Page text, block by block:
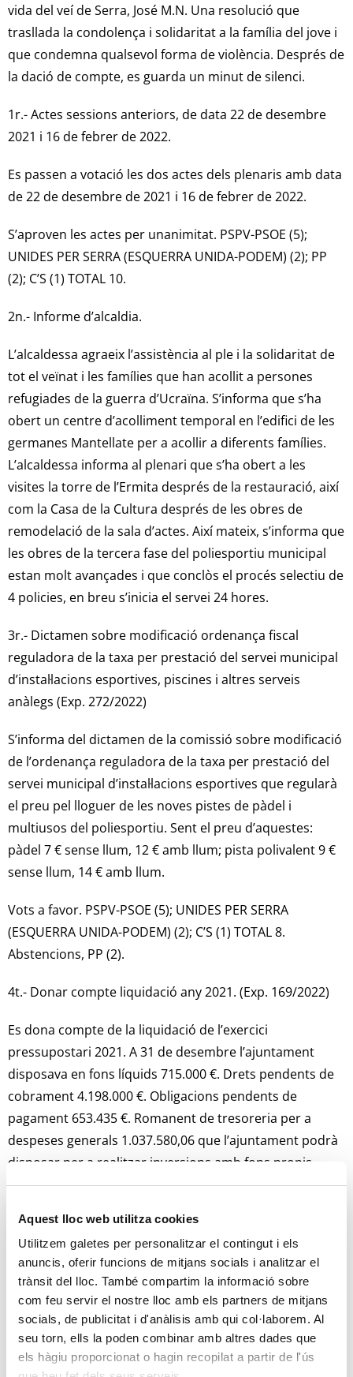
Aquest lloc web utilitza cookies
Utilitzem galetes per personalitzar el contingut i els
anuncis, oferir funcions de mitjans socials i analitzar el
trànsit del lloc. També compartim la informació sobre
com feu servir el nostre lloc amb els partners de mitjans
socials, de publicitat i d'anàlisis amb qui col·laborem. Al
seu torn, ells la poden combinar amb altres dades que
els hàgiu proporcionat o hagin recopilat a partir de l'ús
vida del veí de Serra, José M.N. Una resolució que
trasllada la condolença i solidaritat a la família del jove i
que condemna qualsevol forma de violència. Després de
la dació de compte, es guarda un minut de silenci.
1r.- Actes sessions anteriors, de data 22 de desembre
2021 i 16 de febrer de 2022.
Es passen a votació les dos actes dels plenaris amb data
de 22 de desembre de 2021 i 16 de febrer de 2022.
S’aproven les actes per unanimitat. PSPV-PSOE (5);
UNIDES PER SERRA (ESQUERRA UNIDA-PODEM) (2); PP
(2); C’S (1) TOTAL 10.
2n.- Informe d’alcaldia.
L’alcaldessa agraeix l’assistència al ple i la solidaritat de
tot el veïnat i les famílies que han acollit a persones
refugiades de la guerra d’Ucraïna. S’informa que s’ha
obert un centre d’acolliment temporal en l’edifici de les
germanes Mantellate per a acollir a diferents famílies.
L’alcaldessa informa al plenari que s’ha obert a les
visites la torre de l’Ermita després de la restauració, així
com la Casa de la Cultura després de les obres de
remodelació de la sala d’actes. Així mateix, s’informa que
les obres de la tercera fase del poliesportiu municipal
estan molt avançades i que conclòs el procés selectiu de
4 policies, en breu s’inicia el servei 24 hores.
3r.- Dictamen sobre modificació ordenança fiscal
reguladora de la taxa per prestació del servei municipal
d’instal·lacions esportives, piscines i altres serveis
anàlegs (Exp. 272/2022)
S’informa del dictamen de la comissió sobre modificació
de l’ordenança reguladora de la taxa per prestació del
servei municipal d’instal·lacions esportives que regularà
el preu pel lloguer de les noves pistes de pàdel i
multiusos del poliesportiu. Sent el preu d’aquestes:
pàdel 7 € sense llum, 12 € amb llum; pista polivalent 9 €
sense llum, 14 € amb llum.
Vots a favor. PSPV-PSOE (5); UNIDES PER SERRA
(ESQUERRA UNIDA-PODEM) (2); C’S (1) TOTAL 8.
Abstencions, PP (2).
4t.- Donar compte liquidació any 2021. (Exp. 169/2022)
Es dona compte de la liquidació de l’exercici
pressupostari 2021. A 31 de desembre l’ajuntament
disposava en fons líquids 715.000 €. Drets pendents de
cobrament 4.198.000 €. Obligacions pendents de
pagament 653.435 €. Romanent de tresoreria per a
despeses generals 1.037.580,06 que l’ajuntament podrà
disposar per a realitzar inversions amb fons propis.
337/2021).
S’informa que el pla director del Castell està redactat i
presentat en la Conselleria de Cultura i se sotmet a
aprovació del ple.
S’aprova el dictamen per unanimitat. PSPV-PSOE (5);
UNIDES PER SERRA (ESQUERRA UNIDA-PODEM) (2); PP